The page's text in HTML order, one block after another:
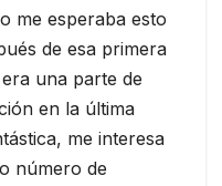
me esperaba esto
de esa primera
una parte de
en la última
me interesa
número de